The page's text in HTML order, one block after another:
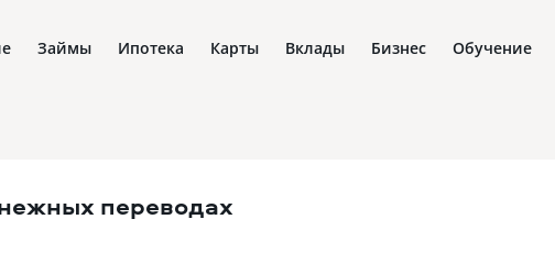
Займы Ипотека Карты Вклады Бизнес Обучение
переводах